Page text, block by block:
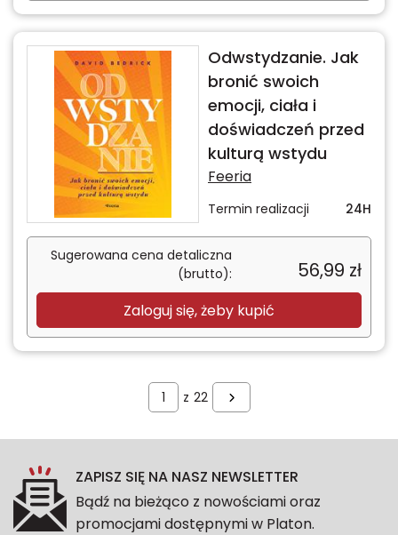
Odwstydzanie. Jak
bronić swoich
emocji, ciała i
doświadczeń przed
kulturą wstydu
Feeria
Termin realizacji 24H
Sugerowana cena detaliczna
(brutto):
56,99 zł
Zaloguj się, żeby kupić
z 22
ZAPISZ SIĘ NA NASZ NEWSLETTER
Bądź na bieżąco z nowościami oraz
promocjami dostępnymi w Platon.